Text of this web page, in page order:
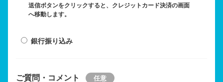
送信ボタンをクリックすると、クレジットカード決済の画面
へ移動します。
銀行振り込み
ご質問・コメント